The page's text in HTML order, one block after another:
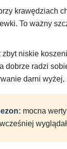
krawędziach
To ważny
niskie
dobrze radzi
darni
mocna